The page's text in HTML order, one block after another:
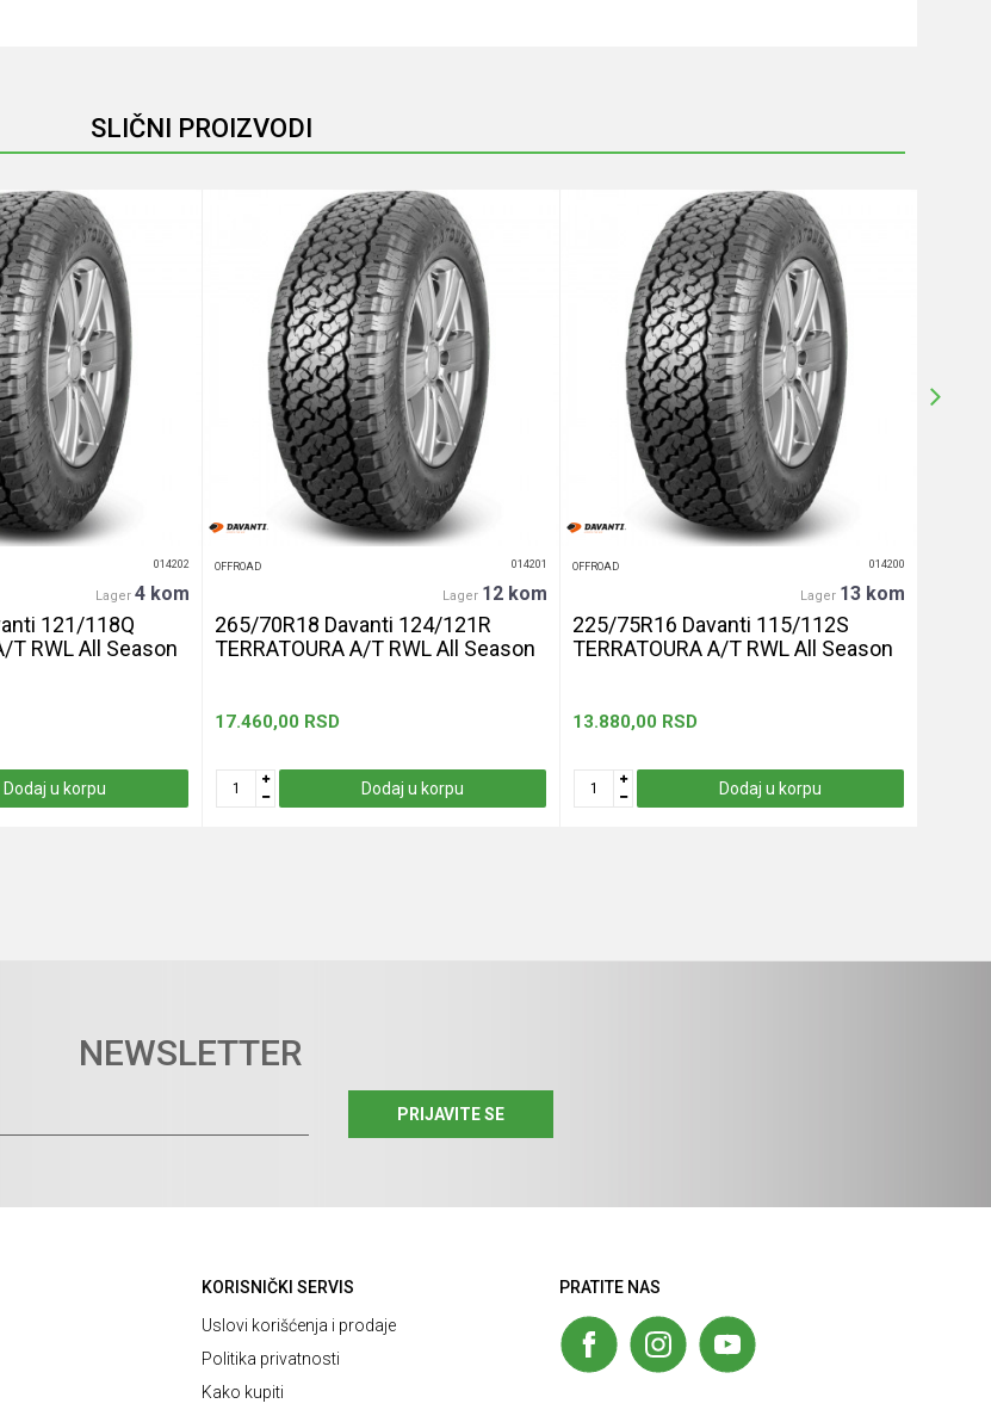
SLIČNI PROIZVODI
014202
Lager 4 kom
121/118Q
T RWL All Season
Dodaj u korpu
OFFROAD 014201
Lager 12 kom
265/70R18 Davanti 124/121R
TERRATOURA A/T RWL All Season
17.460,00 RSD
Dodaj u korpu
OFFROAD 014200
Lager 13 kom
225/75R16 Davanti 115/112S
TERRATOURA A/T RWL All Season
13.880,00 RSD
Dodaj u korpu
NEWSLETTER
PRIJAVITE SE
KORISNIČKI SERVIS
Uslovi korišćenja i prodaje
Politika privatnosti
Kako kupiti
PRATITE NAS